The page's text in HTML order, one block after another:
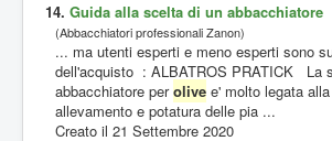
14. Guida alla scelta di un abbacchiatore
(Abbacchiatori professionali Zanon)
... ma utenti esperti e meno esperti sono
dell'acquisto : ALBATROS PRATICK La
abbacchiatore perolive e' molto legata
allevamento e potatura delle pia ...
Creato il 21 Settembre 2020